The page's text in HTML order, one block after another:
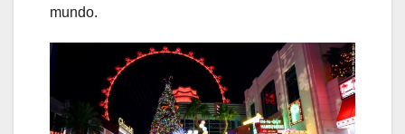
mundo.